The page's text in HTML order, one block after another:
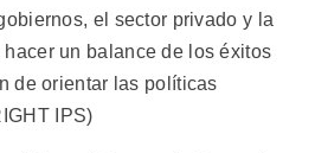
el sector privado y la
un balance de los éxitos
de orientar las políticas
IPS)